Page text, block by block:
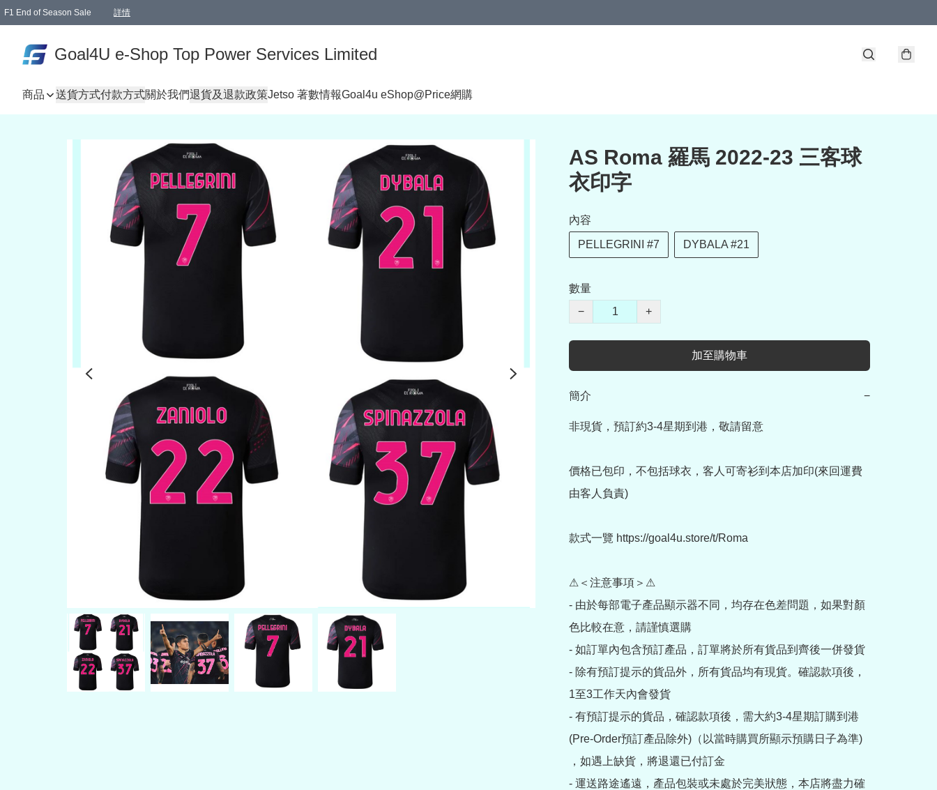
F1 End of Season Sale 詳情
Goal4U e-Shop Top Power Services Limited
商品 送貨方式付款方式關於我們退貨及退款政策Jetso 著數情報Goal4u eShop@Price網購
AS Roma 羅馬 2022-23 三客球
衣印字
內容
PELLEGRINI #7 DYBALA #21
數量
−
+
加至購物車
簡介 −
非現貨，預訂約3-4星期到港，敬請留意
價格已包印，不包括球衣，客人可寄衫到本店加印(來回運費
由客人負責)
款式一覽 https://goal4u.store/t/Roma
⚠＜注意事項＞⚠
- 由於每部電子產品顯示器不同，均存在色差問題，如果對顏
色比較在意，請謹慎選購
- 如訂單內包含預訂產品，訂單將於所有貨品到齊後一併發貨
- 除有預訂提示的貨品外，所有貨品均有現貨。確認款項後，
1至3工作天內會發貨
- 有預訂提示的貨品，確認款項後，需大約3-4星期訂購到港
(Pre-Order預訂產品除外)（以當時購買所顯示預購日子為準)
，如遇上缺貨，將退還已付訂金
- 運送路途遙遠，產品包裝或未處於完美狀態，本店將盡力確